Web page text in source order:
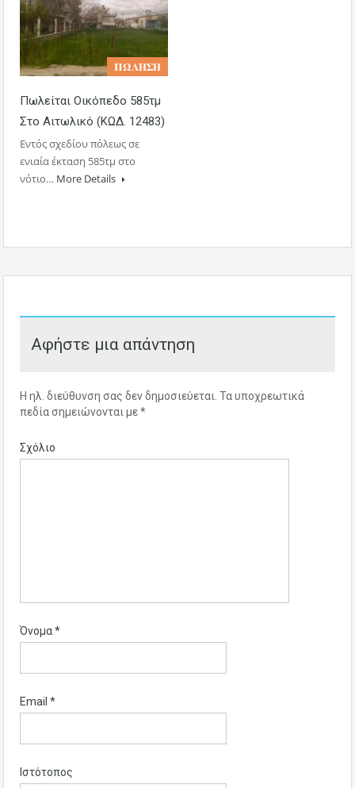
𝚷𝛀𝚲𝚮𝚺𝚮
Πωλείται Οικόπεδο 585τμ
Στο Αιτωλικό (ΚΩΔ. 12483)
Εντός σχεδίου πόλεως σε
ενιαία έκταση 585τμ στο
νότιο… More Details
Αφήστε μια απάντηση
Η ηλ. διεύθυνση σας δεν δημοσιεύεται. Τα υποχρεωτικά
πεδία σημειώνονται με*
Σχόλιο
Όνομα*
Email *
Ιστότοπος